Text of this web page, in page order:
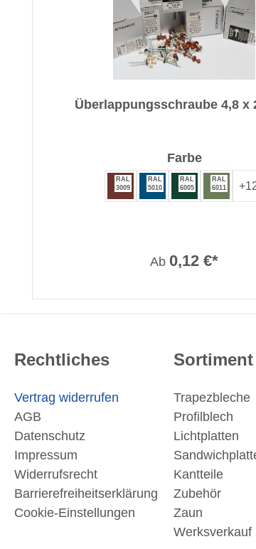
Überlappungsschraube 4,8 x
Farbe
RAL
3009
RAL
5010
RAL
6005
RAL
6011
+
Ab 0,12 €*
Rechtliches
Vertrag widerrufen
AGB
Datenschutz
Impressum
Widerrufsrecht
Barrierefreiheitserklärung
Cookie-Einstellungen
Sortiment
Trapezbleche
Profilblech
Lichtplatten
Kantteile
Zubehör
Zaun
Werksverkauf